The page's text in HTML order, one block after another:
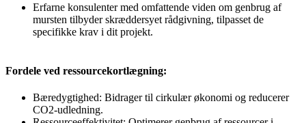
Erfarne konsulenter med omfattende viden om genbrug af
mursten tilbyder skræddersyet rådgivning, tilpasset de
specifikke krav i dit projekt.
Fordele ved ressourcekortlægning:
Bæredygtighed: Bidrager til cirkulær økonomi og reducerer
CO2-udledning.